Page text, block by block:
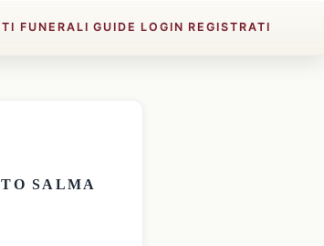
FUNERALI GUIDE LOGIN REGISTRATI
SALMA